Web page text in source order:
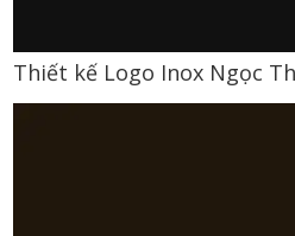
Thiết kế Logo Inox Ngọc